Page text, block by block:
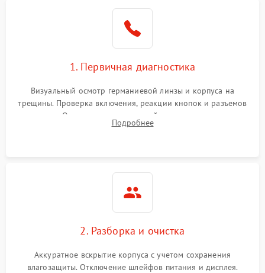
1. Первичная диагностика
Визуальный осмотр германиевой линзы и корпуса на
трещины. Проверка включения, реакции кнопок и разъемов
зарядки. Оценка вывода тепловой сигнатуры на экран,
проверка базовых функций и считывание системных
Подробнее
2. Разборка и очистка
Аккуратное вскрытие корпуса с учетом сохранения
влагозащиты. Отключение шлейфов питания и дисплея.